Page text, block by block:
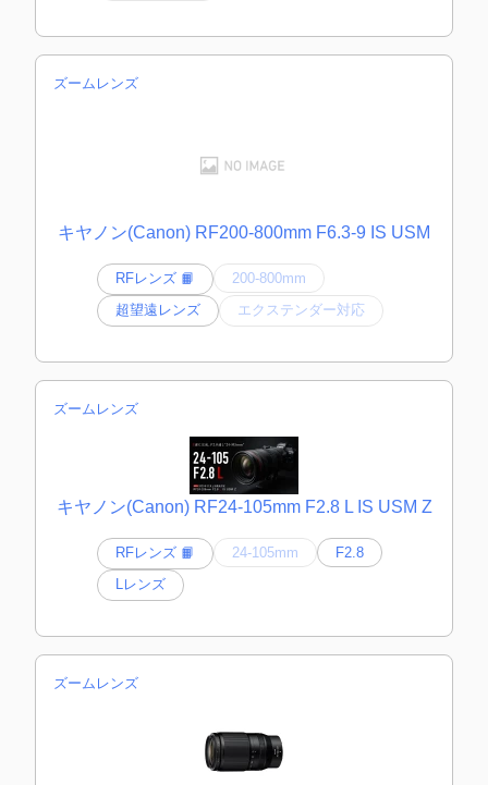
ズームレンズ
キヤノン(Canon) RF200-800mm F6.3-9 IS USM
RFレンズ 📙
200-800mm
超望遠レンズ
エクステンダー対応
ズームレンズ
キヤノン(Canon) RF24-105mm F2.8 L IS USM Z
RFレンズ 📙 24-105mm
F2.8
Lレンズ
ズームレンズ